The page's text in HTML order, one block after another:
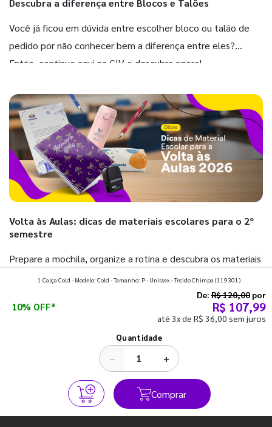
Descubra a diferença entre Blocos e Talões
Você já ficou em dúvida entre escolher bloco ou talão de
pedido por não conhecer bem a diferença entre eles?
Então, continue aqui na GIV e descubra agora!
Volta às Aulas: dicas de materiais escolares para o 2º
semestre
Prepare a mochila, organize a rotina e descubra os materiais
que fazem toda diferença para começar o segundo
1 Calça Cold - Modelo: Cold - Tamanho: P - Unissex - Tecido Chimpa (119301)
10% OFF*
De: R$ 120,00 por
R$ 107,99
até 3x de R$ 36,00 sem juros
Quantidade
− +
Comprar